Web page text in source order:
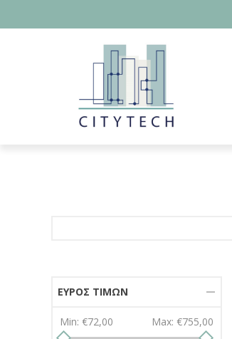
ΕΎΡΟΣ ΤΙΜΏΝ
Min: €72,00 Max: €755,00